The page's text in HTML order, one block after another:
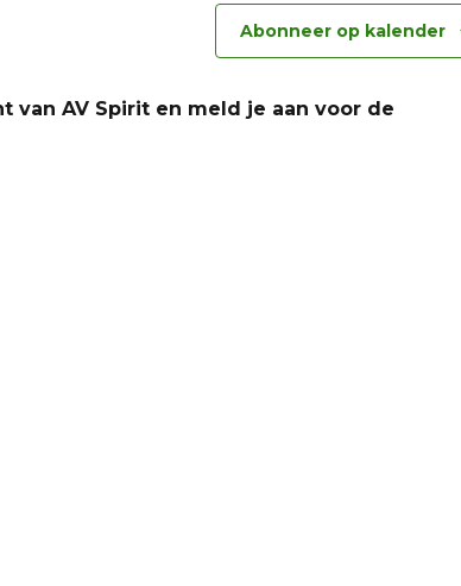
Abonneer op kalender
van AV Spirit en meld je aan voor de